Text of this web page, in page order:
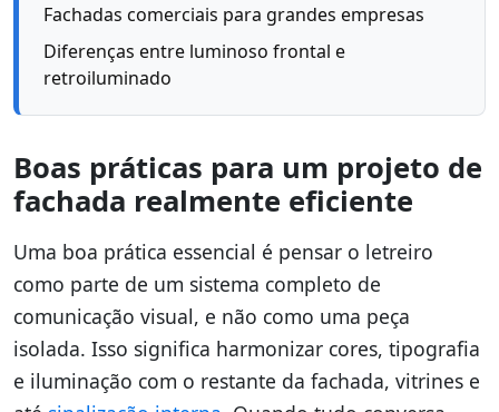
Fachadas comerciais para grandes empresas
Diferenças entre luminoso frontal e
retroiluminado
Boas práticas para um projeto de
fachada realmente eficiente
Uma boa prática essencial é pensar o letreiro
como parte de um sistema completo de
comunicação visual, e não como uma peça
isolada. Isso significa harmonizar cores, tipografia
e iluminação com o restante da fachada, vitrines e